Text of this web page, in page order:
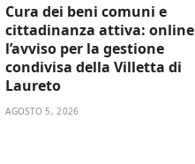
Cura dei beni comuni e
cittadinanza attiva: online
l’avviso per la gestione
condivisa della Villetta di
Laureto
AGOSTO 5, 2026